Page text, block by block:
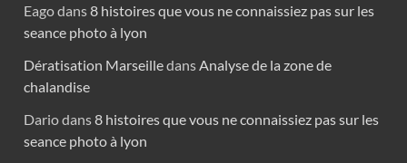
Eagodans8 histoires que vous ne connaissiez pas sur les
seance photo à lyon
Dératisation Marseilledans Analyse de la zone de
chalandise
Dariodans8 histoires que vous ne connaissiez pas sur les
seance photo à lyon